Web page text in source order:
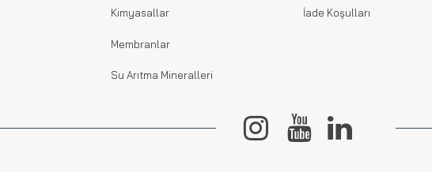
Kimyasallar
Membranlar
Su Arıtma Mineralleri
İade Koşulları